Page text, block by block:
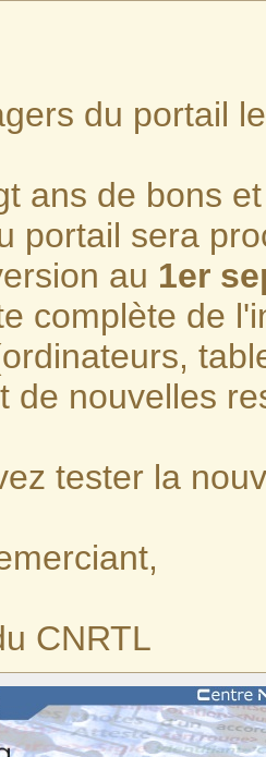
du portail
ans de bons
portail sera
au 1er
complète de
de nouvelles
tester la
CNRTL